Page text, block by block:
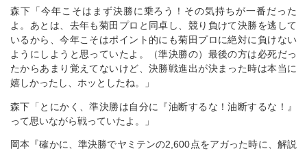
森下「今年こそはまず決勝に乗ろう！その気持ちが一番だった
よ。あとは、去年も菊田プロと同卓し、競り負けて決勝を逃して
いるから、今年こそはポイント的にも菊田プロに絶対に負けない
ようにしようと思っていたよ。（準決勝の）最後の方は必死だっ
たからあまり覚えてないけど、決勝戦進出が決まった時は本当に
嬉しかったし、ホッとしたね。」
森下「とにかく、準決勝は自分に『油断するな！油断するな！』
って思いながら戦っていたよ。」
岡本『確かに、準決勝でヤミテンの2,600点をアガった時に、解説